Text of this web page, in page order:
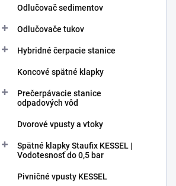
Odlučovač sedimentov
Odlučovače tukov
Hybridné čerpacie stanice
Koncové spätné klapky
Prečerpávacie stanice
odpadových vôd
Dvorové vpusty a vtoky
Spätné klapky Staufix KESSEL |
Vodotesnosť do 0,5 bar
Pivničné vpusty KESSEL